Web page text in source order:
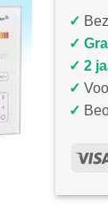
✓
✓
✓ 2
✓
✓